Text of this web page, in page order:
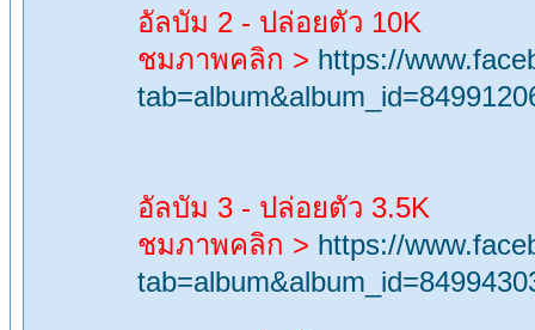
อัลบัม 2 - ปล่อยตัว 10K
ชมภาพคลิก > https://
อัลบัม 3 - ปล่อยตัว 3.5K
ชมภาพคลิก > https://